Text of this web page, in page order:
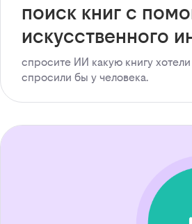
поиск книг с
искусственного
спросите ИИ какую книгу
спросили бы у человека.